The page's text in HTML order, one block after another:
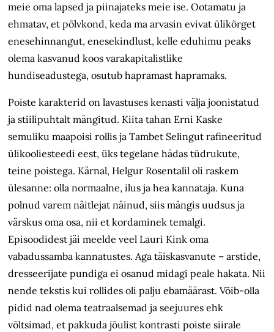
meie oma lapsed ja piinajateks meie ise. Ootamatu ja
ehmatav, et põlvkond, keda ma arvasin evivat ülikõrget
enesehinnangut, enesekindlust, kelle eduhimu peaks
olema kasvanud koos varakapitalistlike
hundiseadustega, osutub hapramast hapramaks.
Poiste karakterid on lavastuses kenasti välja joonistatud
ja stiilipuhtalt mängitud. Kiita tahan Erni Kaske
semuliku maapoisi rollis ja Tambet Selingut rafineeritud
ülikooliesteedi eest, üks tegelane hädas tüdrukute,
teine poistega. Kärnal, Helgur Rosentalil oli raskem
ülesanne: olla normaalne, ilus ja hea kannataja. Kuna
polnud varem näitlejat näinud, siis mängis uudsus ja
värskus oma osa, nii et kordaminek temalgi.
Episoodidest jäi meelde veel Lauri Kink oma
vabadussamba kannatustes. Aga täiskasvanute – arstide,
dresseerijate pundiga ei osanud midagi peale hakata. Nii
nende tekstis kui rollides oli palju ebamäärast. Võib-olla
pidid nad olema teatraalsemad ja seejuures ehk
võltsimad, et pakkuda jõulist kontrasti poiste siirale